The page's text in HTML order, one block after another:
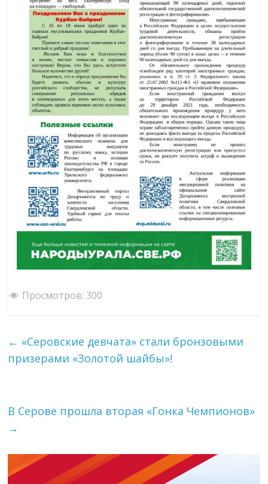
Просмотров: 300
← «Серовские девчата» стали бронзовыми
призерами «Золотой шайбы»!
В Серове прошла вторая «Гонка Чемпионов»
→